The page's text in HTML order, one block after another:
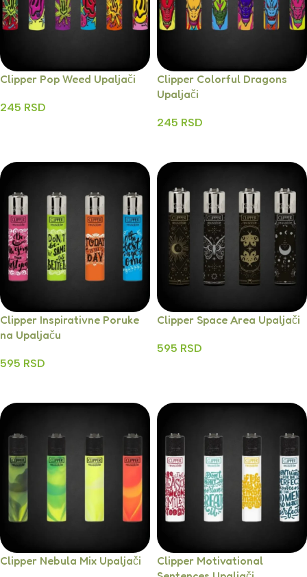
Clipper Pop Weed Upaljači
245 RSD
Clipper Colorful Dragons
Upaljači
245 RSD
Clipper Inspirativne Poruke
na Upaljaču
595 RSD
Clipper Space Area Upaljači
595 RSD
Clipper Nebula Mix Upaljači
Clipper Motivational